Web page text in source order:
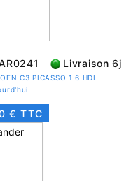
Livraison 6j
C3 PICASSO 1.6 HDI
€ TTC